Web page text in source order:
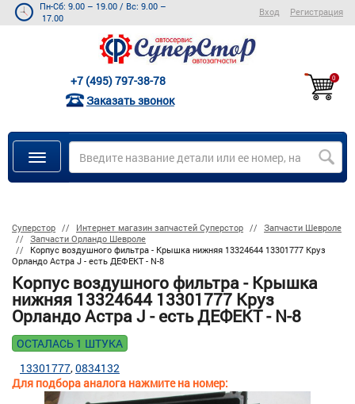
Пн-Сб: 9.00 – 19.00 / Вс: 9.00 –
17.00
Вход Регистрация
+7 (495) 797-38-78
Заказать звонок
0
Суперстор Интернет магазин запчастей Суперстор
Запчасти Шевроле
Запчасти Орландо Шевроле
Корпус воздушного фильтра - Крышка нижняя 13324644 13301777 Круз
Орландо Астра J - есть ДЕФЕКТ - N-8
Корпус воздушного фильтра - Крышка
нижняя 13324644 13301777 Круз
Орландо Астра J - есть ДЕФЕКТ - N-8
ОСТАЛАСЬ 1 ШТУКА
Для подбора аналога нажмите на номер:
13301777 0834132